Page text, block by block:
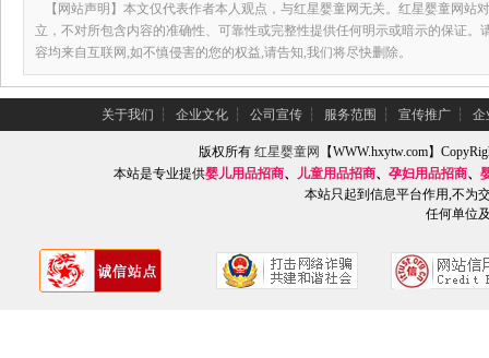
【网站声明】本文仅代表作者本人观点，与红星婴童网无关。红星婴童网站
立，不对所包含内容的准确性、可靠性或完整性提供任何明示或暗示的保证。
容均来自互联网,如不慎侵害的您的权益,请告知,我们将尽快删除。
关于我们 ┆ 企业文化 ┆ 公司宣传 ┆ 服务范围 ┆ 宣传推广 ┆ 企
版权所有红星婴童网
【WWW.hxytw.com】
本站是专业提供婴儿用品招商、 儿童用品招商、 孕妇用品招商、
本站只起到信息平台作用,不为
任何单位